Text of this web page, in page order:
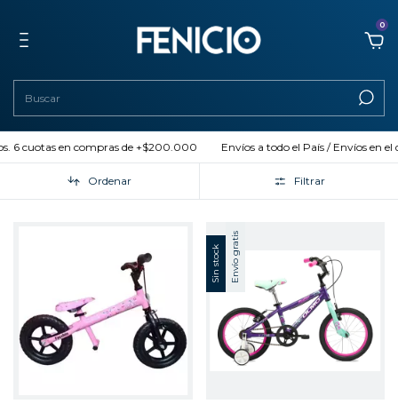
0
6 cuotas en compras de +$200.000 Envíos a todo el País / Envíos en el
Ordenar Filtrar
Sin stock Envío gratis